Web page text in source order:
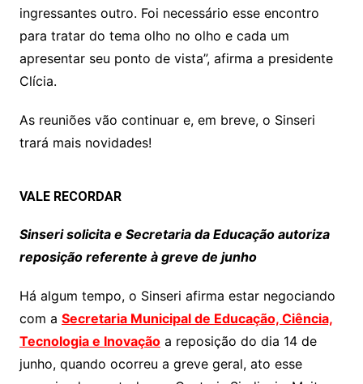
ingressantes outro. Foi necessário esse encontro
para tratar do tema olho no olho e cada um
apresentar seu ponto de vista”, afirma a presidente
Clícia.
As reuniões vão continuar e, em breve, o Sinseri
trará mais novidades!
VALE RECORDAR
Sinseri solicita e Secretaria da Educação autoriza
reposição referente à greve de junho
Há algum tempo, o Sinseri afirma estar negociando
com a Secretaria Municipal de Educação, Ciência,
Tecnologia e Inovaçãoa reposição do dia 14 de
junho, quando ocorreu a greve geral, ato esse